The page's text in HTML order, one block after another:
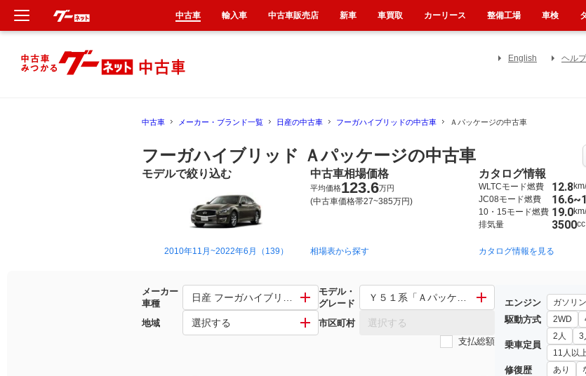
English ヘルプ
中古車 メーカー・ブランド一覧 日産の中古車 フーガハイブリッドの中古車 Ａパッケージの中古車
フーガハイブリッド Ａパッケージの中古車
モデルで絞り込む
2010年11月~2022年6月（139）
中古車相場価格
平均価格123.6万円
(中古車価格帯27~385万円)
相場表から探す
カタログ情報
WLTCモード燃費 12.8
JC08モード燃費
10・15モード燃費 19.0
排気量
3500cc
カタログ情報を見る
メーカー
車種
日産 フーガハイブリッド
モデル・
グレード
Ｙ５１系「Ａパッケージ」 その他「Ａパッケー
地域 選択する 市区町村 選択する
支払総額
エンジン ガソリン
駆動方式 2WD
乗車定員
2人 3
11人以
修復歴 あり
中古車 輸入車 中古車販売店 新車 車買取 カーリース 整備工場 車検
新車